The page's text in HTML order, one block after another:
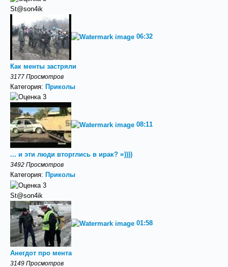
St@son4ik
06:32
Как менты застряли
3177 Просмотров
Категория: Приколы
08:11
... и эти люди вторглись в ирак? =))))
3492 Просмотров
Категория: Приколы
St@son4ik
01:58
Анегдот про мента
3149 Просмотров